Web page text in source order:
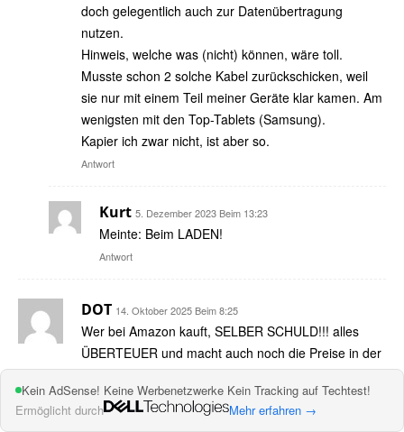
doch gelegentlich auch zur Datenübertragung
nutzen.
Hinweis, welche was (nicht) können, wäre toll.
Musste schon 2 solche Kabel zurückschicken, weil
sie nur mit einem Teil meiner Geräte klar kamen. Am
wenigsten mit den Top-Tablets (Samsung).
Kapier ich zwar nicht, ist aber so.
Antwort
Kurt 5. Dezember 2023 Beim 13:23
Meinte: Beim LADEN!
Antwort
DOT 14. Oktober 2025 Beim 8:25
Wer bei Amazon kauft, SELBER SCHULD!!! alles
ÜBERTEUER und macht auch noch die Preise in der
EU kaputt (Artikel dazu gibt es mehrere im Netz z.B.
Golem).
Kein AdSense! Keine Werbenetzwerke Kein Tracking auf Techtest!
Ermöglicht durch
Mehr erfahren →